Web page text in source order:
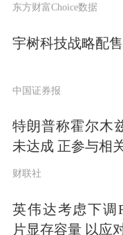
小米汽车在最
最近雨季来临
车盘是灰铸铁
或雨水中容易
东方财富Choice数据
宇树科技战略配
中国证券报
特朗普称霍尔木
未达成 正参与相
财联社
英伟达考虑下调
片显存容量 以应